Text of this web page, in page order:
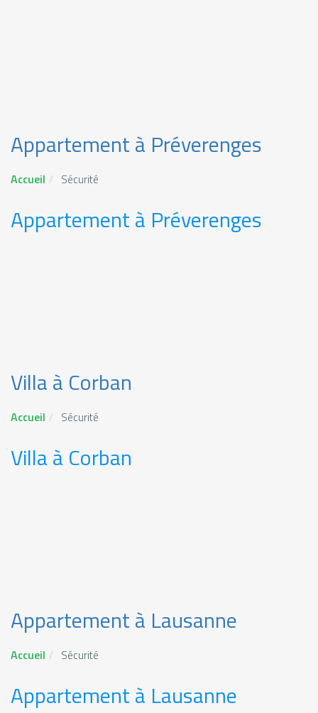
Appartement à Préverenges
Accueil Sécurité
Appartement à Préverenges
Villa à Corban
Accueil Sécurité
Villa à Corban
Appartement à Lausanne
Accueil Sécurité
Appartement à Lausanne